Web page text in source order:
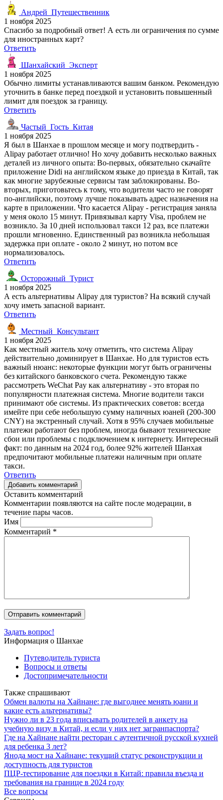
Андрей_Путешественник
1 ноября 2025
Спасибо за подробный ответ! А есть ли ограничения по сумме
для иностранных карт?
Ответить
Шанхайский_Эксперт
1 ноября 2025
Обычно лимиты устанавливаются вашим банком. Рекомендую
уточнить в банке перед поездкой и установить повышенный
лимит для поездок за границу.
Ответить
Частый_Гость_Китая
1 ноября 2025
Я был в Шанхае в прошлом месяце и могу подтвердить -
Alipay работает отлично! Но хочу добавить несколько важных
деталей из личного опыта: Во-первых, обязательно скачайте
приложение Didi на английском языке до приезда в Китай, так
как многие зарубежные сервисы там заблокированы. Во-
вторых, приготовьтесь к тому, что водители часто не говорят
по-английски, поэтому лучше показывать адрес назначения на
карте в приложении. Что касается Alipay - регистрация заняла
у меня около 15 минут. Привязывал карту Visa, проблем не
возникло. За 10 дней использовал такси 12 раз, все платежи
прошли мгновенно. Единственный раз возникла небольшая
задержка при оплате - около 2 минут, но потом все
нормализовалось.
Ответить
Осторожный_Турист
1 ноября 2025
А есть альтернативы Alipay для туристов? На всякий случай
хочу иметь запасной вариант.
Ответить
Местный_Консультант
1 ноября 2025
Как местный житель хочу отметить, что система Alipay
действительно доминирует в Шанхае. Но для туристов есть
важный нюанс: некоторые функции могут быть ограничены
без китайского банковского счета. Рекомендую также
рассмотреть WeChat Pay как альтернативу - это вторая по
популярности платежная система. Многие водители такси
принимают обе системы. Из практических советов: всегда
имейте при себе небольшую сумму наличных юаней (200-300
CNY) на экстренный случай. Хотя в 95% случаев мобильные
платежи работают без проблем, иногда бывают технические
сбои или проблемы с подключением к интернету. Интересный
факт: по данным на 2024 год, более 92% жителей Шанхая
предпочитают мобильные платежи наличным при оплате
такси.
Ответить
Добавить комментарий
Оставить комментарий
Комментарии появляются на сайте после модерации, в
течение пары часов.
Имя
Комментарий *
Задать вопрос!
Информация о Шанхае
Путеводитель туриста
Вопросы и ответы
Достопримечательности
Также спрашивают
Обмен валюты на Хайнане: где выгоднее менять юани и
какие есть альтернативы?
Нужно ли в 23 года вписывать родителей в анкету на
учебную визу в Китай, и если у них нет загранпаспорта?
Где на Хайнане найти ресторан с аутентичной русской кухней
для ребенка 3 лет?
Янода мост на Хайнане: текущий статус реконструкции и
доступность для туристов
ПЦР-тестирование для поездки в Китай: правила въезда и
требования на границе в 2024 году
Все вопросы